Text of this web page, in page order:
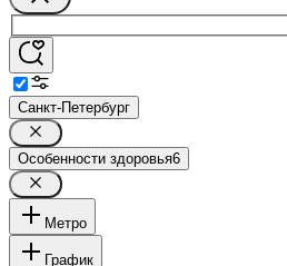
Санкт-Петербург
Особенности здоровья6
Метро
График